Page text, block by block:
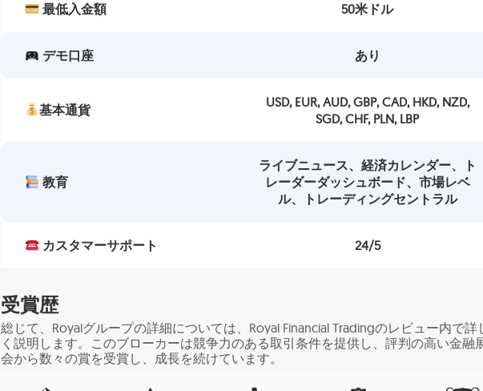
最低入金額 50米ドル
デモ口座 あり
基本通貨
USD, EUR, AUD, GBP, CAD, HKD, NZD,
SGD, CHF, PLN, LBP
教育
ライブニュース、経済カレンダー、ト
レーダーダッシュボード、市場レベ
ル、トレーディングセントラル
カスタマーサポート 24/5
受賞歴
総じて、Royalグループの詳細については、Royal Financial Tradingのレビュー内で詳
く説明します。このブローカーは競争力のある取引条件を提供し、評判の高い金融
会から数々の賞を受賞し、成長を続けています。